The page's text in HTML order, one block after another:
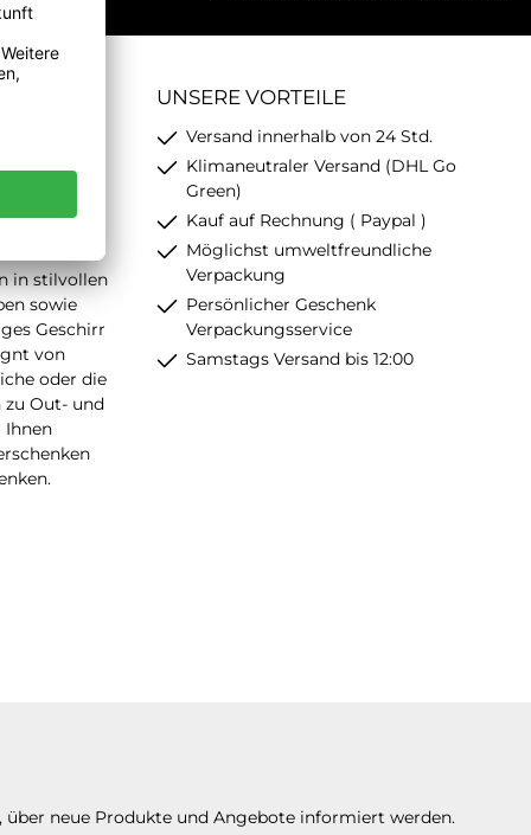
in stilvollen
sowie
Geschirr
von
oder die
zu Out- und
Ihnen
UNSERE VORTEILE
Versand innerhalb von 24 Std.
Klimaneutraler Versand (DHL Go
Green)
Kauf auf Rechnung ( Paypal )
Möglichst umweltfreundliche
Verpackung
Persönlicher Geschenk
Verpackungsservice
Samstags Versand bis 12:00
neue Produkte und Angebote informiert werden.